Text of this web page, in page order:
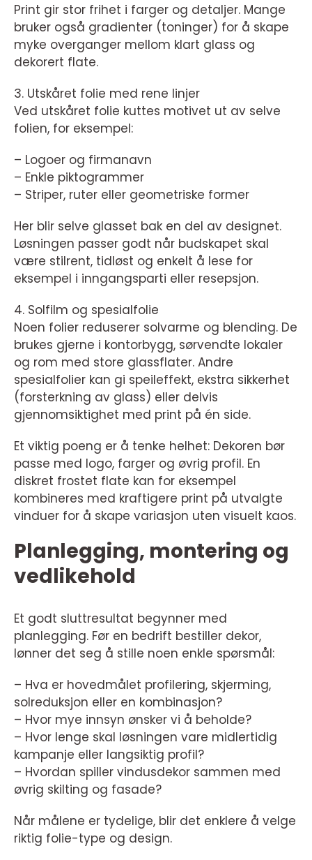
Print gir stor frihet i farger og detaljer. Mange
bruker også gradienter (toninger) for å skape
myke overganger mellom klart glass og
dekorert flate.
3. Utskåret folie med rene linjer
Ved utskåret folie kuttes motivet ut av selve
folien, for eksempel:
– Logoer og firmanavn
– Enkle piktogrammer
– Striper, ruter eller geometriske former
Her blir selve glasset bak en del av designet.
Løsningen passer godt når budskapet skal
være stilrent, tidløst og enkelt å lese for
eksempel i inngangsparti eller resepsjon.
4. Solfilm og spesialfolie
Noen folier reduserer solvarme og blending. De
brukes gjerne i kontorbygg, sørvendte lokaler
og rom med store glassflater. Andre
spesialfolier kan gi speileffekt, ekstra sikkerhet
(forsterkning av glass) eller delvis
gjennomsiktighet med print på én side.
Et viktig poeng er å tenke helhet: Dekoren bør
passe med logo, farger og øvrig profil. En
diskret frostet flate kan for eksempel
kombineres med kraftigere print på utvalgte
vinduer for å skape variasjon uten visuelt kaos.
Planlegging, montering og
vedlikehold
Et godt sluttresultat begynner med
planlegging. Før en bedrift bestiller dekor,
lønner det seg å stille noen enkle spørsmål:
– Hva er hovedmålet profilering, skjerming,
solreduksjon eller en kombinasjon?
– Hvor mye innsyn ønsker vi å beholde?
– Hvor lenge skal løsningen vare midlertidig
kampanje eller langsiktig profil?
– Hvordan spiller vindusdekor sammen med
øvrig skilting og fasade?
Når målene er tydelige, blir det enklere å velge
riktig folie-type og design.